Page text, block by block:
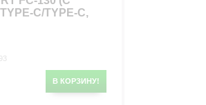
C/TYPE-C,
В КОРЗИНУ!